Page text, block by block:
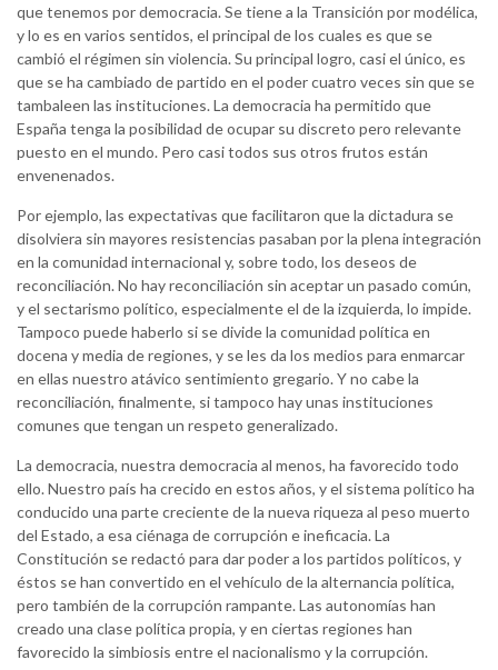
que tenemos por democracia. Se tiene a la Transición por modélica,
y lo es en varios sentidos, el principal de los cuales es que se
cambió el régimen sin violencia. Su principal logro, casi el único, es
que se ha cambiado de partido en el poder cuatro veces sin que se
tambaleen las instituciones. La democracia ha permitido que
España tenga la posibilidad de ocupar su discreto pero relevante
puesto en el mundo. Pero casi todos sus otros frutos están
envenenados.
Por ejemplo, las expectativas que facilitaron que la dictadura se
disolviera sin mayores resistencias pasaban por la plena integración
en la comunidad internacional y, sobre todo, los deseos de
reconciliación. No hay reconciliación sin aceptar un pasado común,
y el sectarismo político, especialmente el de la izquierda, lo impide.
Tampoco puede haberlo si se divide la comunidad política en
docena y media de regiones, y se les da los medios para enmarcar
en ellas nuestro atávico sentimiento gregario. Y no cabe la
reconciliación, finalmente, si tampoco hay unas instituciones
comunes que tengan un respeto generalizado.
La democracia, nuestra democracia al menos, ha favorecido todo
ello. Nuestro país ha crecido en estos años, y el sistema político ha
conducido una parte creciente de la nueva riqueza al peso muerto
del Estado, a esa ciénaga de corrupción e ineficacia. La
Constitución se redactó para dar poder a los partidos políticos, y
éstos se han convertido en el vehículo de la alternancia política,
pero también de la corrupción rampante. Las autonomías han
creado una clase política propia, y en ciertas regiones han
favorecido la simbiosis entre el nacionalismo y la corrupción.